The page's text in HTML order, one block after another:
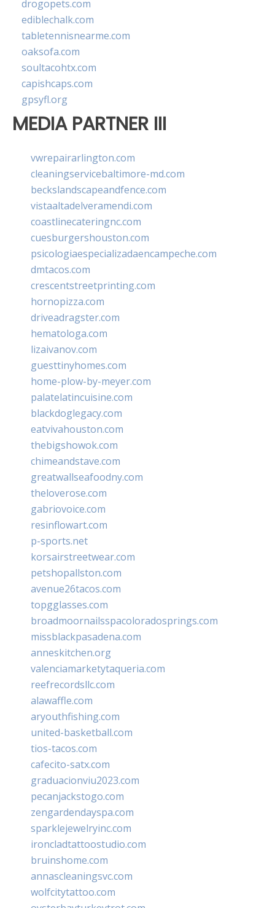
drogopets.com
ediblechalk.com
tabletennisnearme.com
oaksofa.com
soultacohtx.com
capishcaps.com
gpsyfl.org
MEDIA PARTNER III
vwrepairarlington.com
cleaningservicebaltimore-md.com
beckslandscapeandfence.com
vistaaltadelveramendi.com
coastlinecateringnc.com
cuesburgershouston.com
psicologiaespecializadaencampeche.com
dmtacos.com
crescentstreetprinting.com
hornopizza.com
driveadragster.com
hematologa.com
lizaivanov.com
guesttinyhomes.com
home-plow-by-meyer.com
palatelatincuisine.com
blackdoglegacy.com
eatvivahouston.com
thebigshowok.com
chimeandstave.com
greatwallseafoodny.com
theloverose.com
gabriovoice.com
resinflowart.com
p-sports.net
korsairstreetwear.com
petshopallston.com
avenue26tacos.com
topgglasses.com
broadmoornailsspacoloradosprings.com
missblackpasadena.com
anneskitchen.org
valenciamarketytaqueria.com
reefrecordsllc.com
alawaffle.com
aryouthfishing.com
united-basketball.com
tios-tacos.com
cafecito-satx.com
graduacionviu2023.com
pecanjackstogo.com
zengardendayspa.com
sparklejewelryinc.com
ironcladtattoostudio.com
bruinshome.com
annascleaningsvc.com
wolfcitytattoo.com